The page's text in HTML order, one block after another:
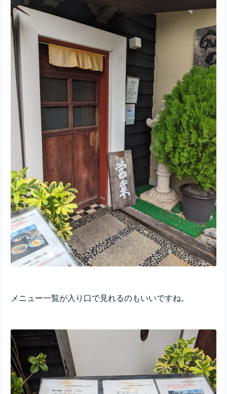
メニュー一覧が入り口で見れるのもいいですね。